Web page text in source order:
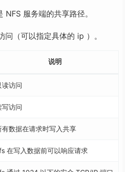
NFS 服务端的共享路径。
问（可以指定具体的 ip ）。
说明
读访问
写访问
有数据在请求时写入共享
在写入数据前可以响应请求